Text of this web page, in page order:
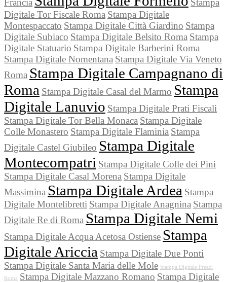
Francia
Stampa
Digitale Tor Fiscale Roma Stampa Digitale
Montespaccato Stampa Digitale Città Giardino Stampa
Digitale Subiaco Stampa Digitale Belsito Roma Stampa
Digitale Statuario Stampa Digitale Barberini Roma
Stampa Digitale Nomentana Stampa Digitale Via Veneto
Roma Stampa Digitale Campagnano di
Roma Stampa Digitale Casal del Marmo Stampa
Digitale Lanuvio Stampa Digitale Prati Fiscali
Stampa Digitale Tor Bella Monaca Stampa Digitale
Colle Monastero Stampa Digitale Flaminia Stampa
Digitale Castel Giubileo Stampa Digitale
Montecompatri Stampa Digitale Colle dei Pini
Stampa Digitale Casal Morena Stampa Digitale
Massimina Stampa Digitale Ardea Stampa
Digitale Montelibretti Stampa Digitale Anagnina Stampa
Digitale Re di Roma Stampa Digitale Nemi
Stampa Digitale Acqua Acetosa Ostiense Stampa
Digitale Ariccia Stampa Digitale Due Ponti
Stampa Digitale Santa Maria delle Mole Stampa Digitale Prezzi
Roma Stampa Digitale Mazzano Romano Stampa Digitale